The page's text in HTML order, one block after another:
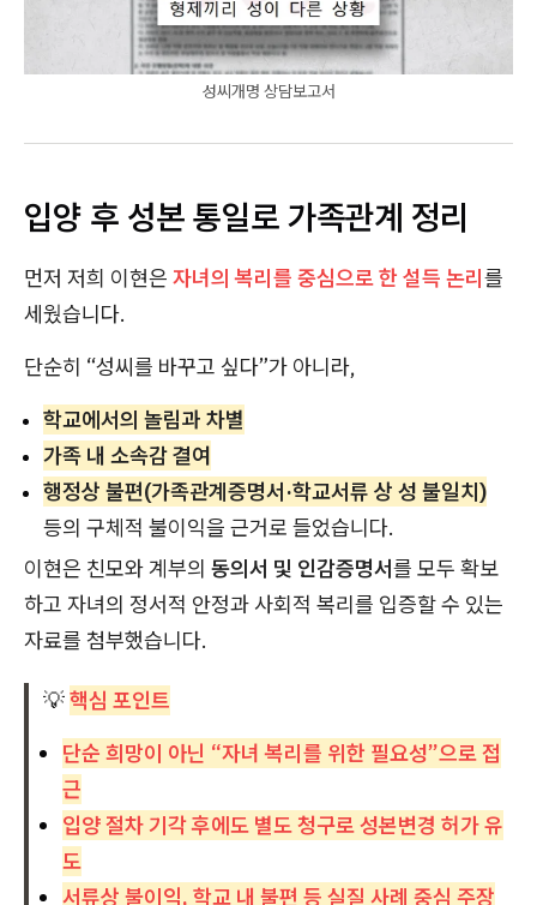
성씨개명 상담보고서
입양 후 성본 통일로 가족관계 정리
먼저 저희 이현은 자녀의 복리를 중심으로 한 설득 논리를
세웠습니다.
단순히 “성씨를 바꾸고 싶다”가 아니라,
학교에서의 놀림과 차별
가족 내 소속감 결여
행정상 불편(가족관계증명서·학교서류 상 성 불일치)
등의 구체적 불이익을 근거로 들었습니다.
이현은 친모와 계부의 동의서 및 인감증명서를 모두 확보
하고 자녀의 정서적 안정과 사회적 복리를 입증할 수 있는
자료를 첨부했습니다.
💡핵심 포인트
단순 희망이 아닌 “자녀 복리를 위한 필요성”으로 접
근
입양 절차 기각 후에도 별도 청구로 성본변경 허가 유
도
서류상 불이익, 학교 내 불편 등 실질 사례 중심 주장